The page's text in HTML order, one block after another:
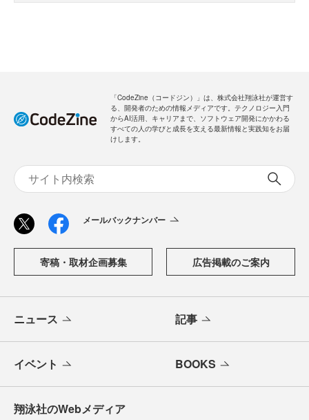
「CodeZine（コードジン）」は、株式会社翔泳社が運営す
る、開発者のための情報メディアです。テクノロジー入門
からAI活用、キャリアまで、ソフトウェア開発にかかわる
すべての人の学びと成長を支える最新情報と実践知をお届
けします。
メールバックナンバー
寄稿・取材企画募集 広告掲載のご案内
ニュース 記事
イベント BOOKS
翔泳社のWebメディア